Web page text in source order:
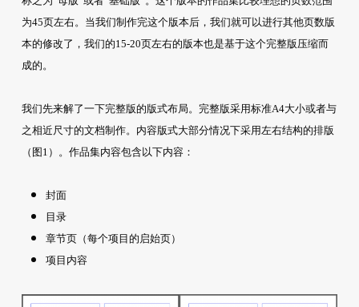
为45页左右。当我们制作完这个版本后，我们就可以进行其他页数版
本的修改了，我们的15-20页左右的版本也是基于这个完整版压缩而
成的。
我们先来解了一下完整版的版式布局。完整版采用标准A4大小或者与
之相近尺寸的文档制作。内容版式大部分情况下采用左右结构的排版
（图1）。作品集内容包含以下内容：
封面
目录
章节页（每个项目的启始页）
项目内容